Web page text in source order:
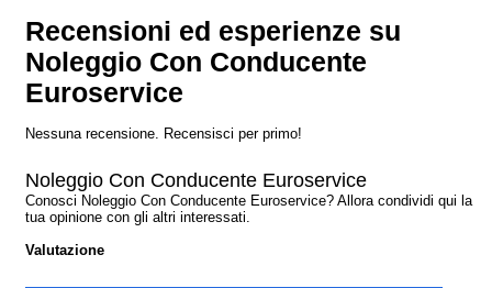
Recensioni ed esperienze su
Noleggio Con Conducente
Euroservice
Nessuna recensione. Recensisci per primo!
Noleggio Con Conducente Euroservice
Conosci Noleggio Con Conducente Euroservice? Allora condividi qui la
tua opinione con gli altri interessati.
Valutazione